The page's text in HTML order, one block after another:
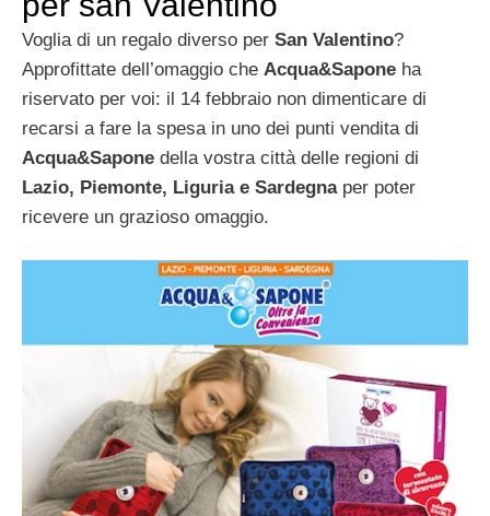
Voglia di un regalo diverso per San Valentino?
Approfittate dell’omaggio che Acqua&Sapone ha
riservato per voi: il 14 febbraio non dimenticare di
recarsi a fare la spesa in uno dei punti vendita di
Acqua&Sapone della vostra città delle regioni di
Lazio, Piemonte, Liguria e Sardegnaper poter
ricevere un grazioso omaggio.